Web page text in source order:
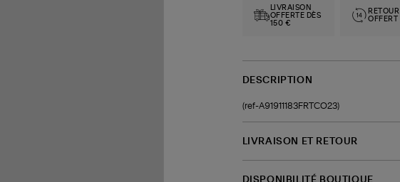
LIVRAISON
OFFERTE DÈS
150 €
RETOUR
OFFERT
DESCRIPTION
(ref-A91911183FRTCO23)
LIVRAISON ET RETOUR
DISPONIBILITÉ BOUTIQUE